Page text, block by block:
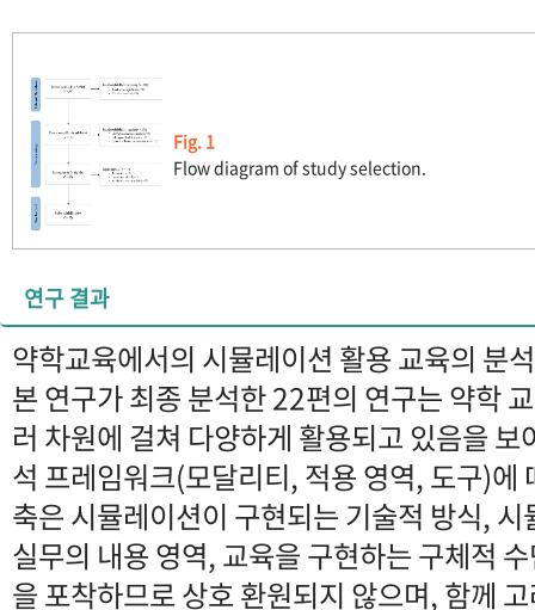
Fig. 1
Flow diagram of study selection.
연구 결과
약학교육에서의 시뮬레이션 활용 교육의 분
본 연구가 최종 분석한 22편의 연구는 약학
러 차원에 걸쳐 다양하게 활용되고 있음을
석 프레임워크(모달리티, 적용 영역, 도구)에
축은 시뮬레이션이 구현되는 기술적 방식,
실무의 내용 영역, 교육을 구현하는 구체적
을 포착하므로 상호 환원되지 않으며, 함께